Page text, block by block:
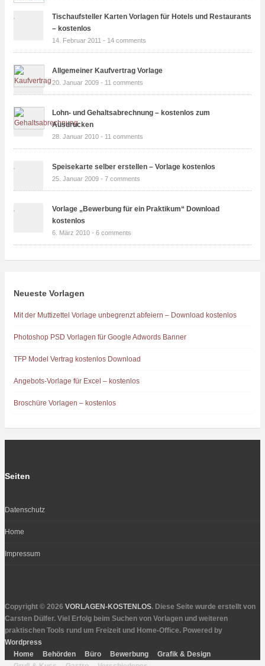
Tischaufsteller Karten Vorlagen für Hotels und Restaurants
– kostenlos
14. Februar 2011 - 14 comments
Allgemeiner Kaufvertrag Vorlage
20. Januar 2009 - 11 comments
Lohn- und Gehaltsabrechnung – kostenlos zum
Ausdrucken
28. Januar 2010 - 11 comments
Speisekarte selber erstellen – Vorlage kostenlos
25. Januar 2009 - 7 comments
Vorlage „Bewerbung für ein Praktikum“ Download
kostenlos
6. März 2010 - 6 comments
Neueste Vorlagen
Mit der Muttizettel Vorlage unbegrenzt abfeiern – Download kostenlos
Photoshop PSD Vorlagen für Google Adwords Banner
TFP Model Vertrag kostenlos Download
Angebots-Vorlage für Excel – kostenlos
Broschüre Vorlagen – kostenlos
Seiten
Datenschutz
Home
Impressum
Copyright © 2026 VORLAGEN-KOSTENLOS. Diese Seite wurde erstellt von
Carsten Dülfer. Viel Erfolg beim Suchen von Vorlagen und weiteren
praktischen Tools rund um Freizeit und Home-Office. Powered by
Wordpress
Home
Behörden Büro Bewerbung
Grafik & Design